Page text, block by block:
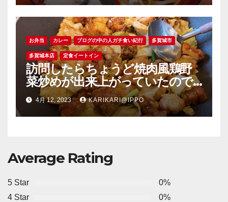
お弁当 カレー ブログの中の人ガチ食い紀行 多賀城市
多賀城本店 定食イートイン
訪問したらちょうど焼肉風鶏野
菜炒めが出来上がっていたので
＠からあげ一歩多賀城本店
4月 12, 2023 KARIKARI@IPPO
Average Rating
5 Star
0%
4 Star
0%